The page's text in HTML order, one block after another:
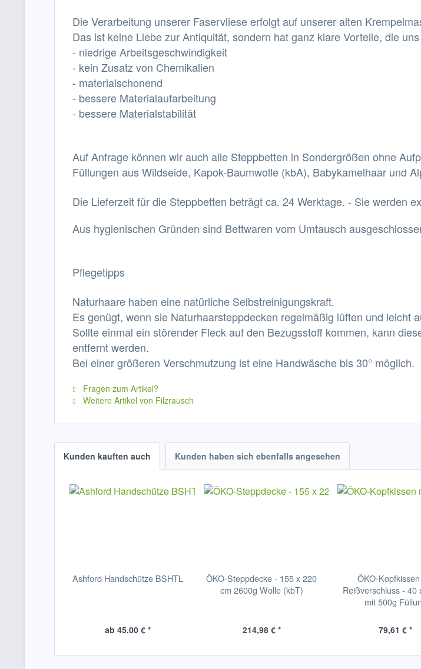
Die Verarbeitung unserer Faservliese erfolgt auf unserer alten
Das ist keine Liebe zur Antiquität, sondern hat ganz klare Vorteile, die
- niedrige Arbeitsgeschwindigkeit
- kein Zusatz von Chemikalien
- materialschonend
- bessere Materialaufarbeitung
- bessere Materialstabilität
Auf Anfrage können wir auch alle Steppbetten in Sondergrößen ohne
Füllungen aus Wildseide, Kapok-Baumwolle (kbA), Babykamelhaar und
Die Lieferzeit für die Steppbetten beträgt ca. 24 Werktage. - Sie werden
Aus hygienischen Gründen sind Bettwaren vom Umtausch
Pflegetipps
Naturhaare haben eine natürliche Selbstreinigungskraft.
Es genügt, wenn sie Naturhaarsteppdecken regelmäßig lüften und leicht
Sollte einmal ein störender Fleck auf den Bezugsstoff kommen, kann
entfernt werden.
Bei einer größeren Verschmutzung ist eine Handwäsche bis 30° möglich.
Fragen zum Artikel?
Weitere Artikel von Filzrausch
Kunden kauften auch Kunden haben sich ebenfalls angesehen
Ashford Handschütze BSHTL
ab 45,00 € *
ÖKO-Steppdecke - 155 x 220
cm 2600g Wolle (kbT)
214,98 € *
ÖKO-
Reißverschluss - 40
mit 500g
79,61 € *